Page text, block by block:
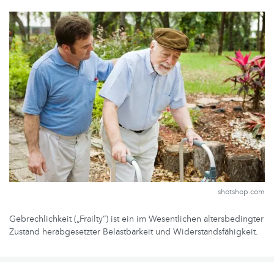
shotshop.com
Gebrechlichkeit („Frailty“) ist ein im Wesentlichen altersbedingter
Zustand herabgesetzter Belastbarkeit und Widerstandsfähigkeit.